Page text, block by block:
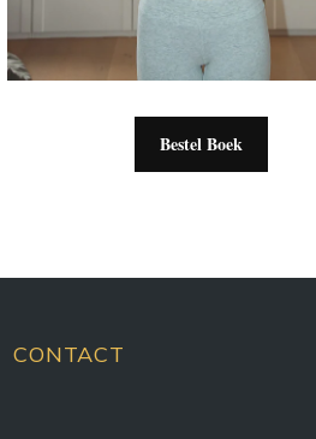
Bestel Boek
CONTACT